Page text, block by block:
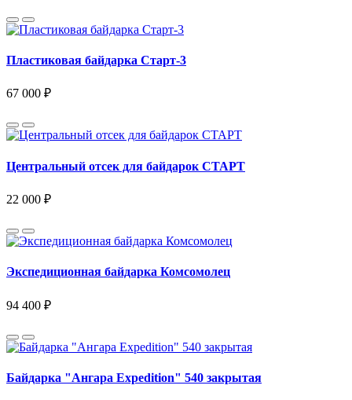
Пластиковая байдарка Старт-3
67 000 ₽
Центральный отсек для байдарок СТАРТ
22 000 ₽
Экспедиционная байдарка Комсомолец
94 400 ₽
Байдарка "Ангара Expedition" 540 закрытая